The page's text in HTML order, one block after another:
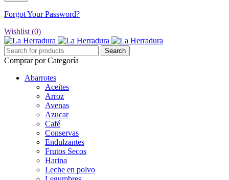
Forgot Your Password?
Wishlist (0)
Comprar por Categoría
Abarrotes
Aceites
Arroz
Avenas
Azucar
Café
Conservas
Endulzantes
Frutos Secos
Harina
Leche en polvo